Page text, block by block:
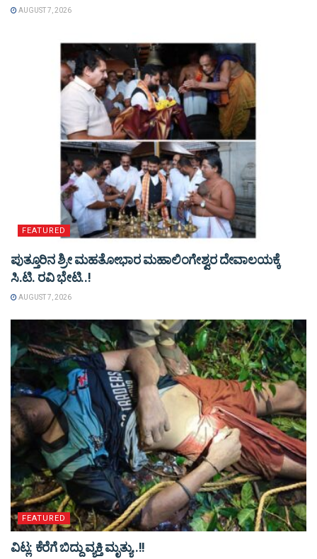
AUGUST 7, 2026
FEATURED
ಪುತ್ತೂರಿನ ಶ್ರೀ ಮಹತೋಭಾರ ಮಹಾಲಿಂಗೇಶ್ವರ ದೇವಾಲಯಕ್ಕೆ
ಸಿ.ಟಿ. ರವಿ ಭೇಟಿ..!
AUGUST 7, 2026
FEATURED
ವಿಟ್ಲ: ಕೆರೆಗೆ ಬಿದ್ದು ವ್ಯಕ್ತಿ ಮೃತ್ಯು..!!